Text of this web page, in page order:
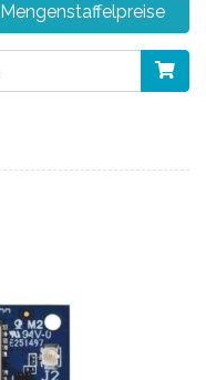
Mengenstaffelpreise